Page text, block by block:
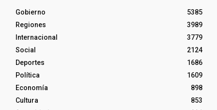
Gobierno
5385
Regiones
3989
Internacional
3779
Social
2124
Deportes
1686
Política
1609
Economía
898
Cultura
853